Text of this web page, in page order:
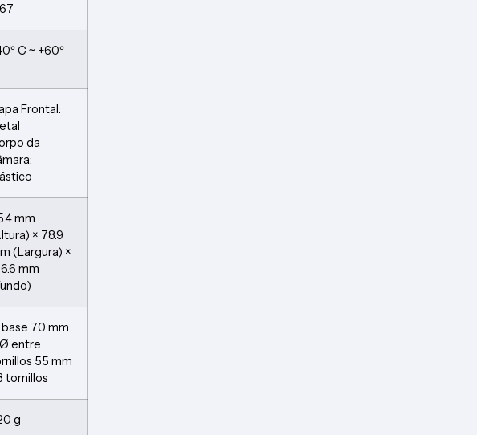
C ~ +60º
Frontal:
da
mm
× 78.9
(Largura) ×
mm
70 mm
entre
55 mm
tornillos
g